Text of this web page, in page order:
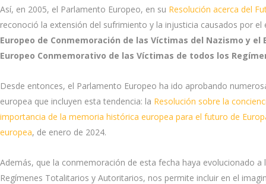
Así, en 2005, el Parlamento Europeo, en su Resolución acerca del
reconoció la extensión del sufrimiento y la injusticia causados por
Europeo de Conmemoración de las Víctimas del Nazismo y el
Europeo Conmemorativo de las Víctimas de todos los
Desde entonces, el Parlamento Europeo ha ido aprobando
europea que incluyen esta tendencia: la Resolución sobre la
importancia de la memoria histórica europea para el futuro de
europea, de enero de 2024.
Además, que la conmemoración de esta fecha haya evolucionado
Regímenes Totalitarios y Autoritarios, nos permite incluir en el